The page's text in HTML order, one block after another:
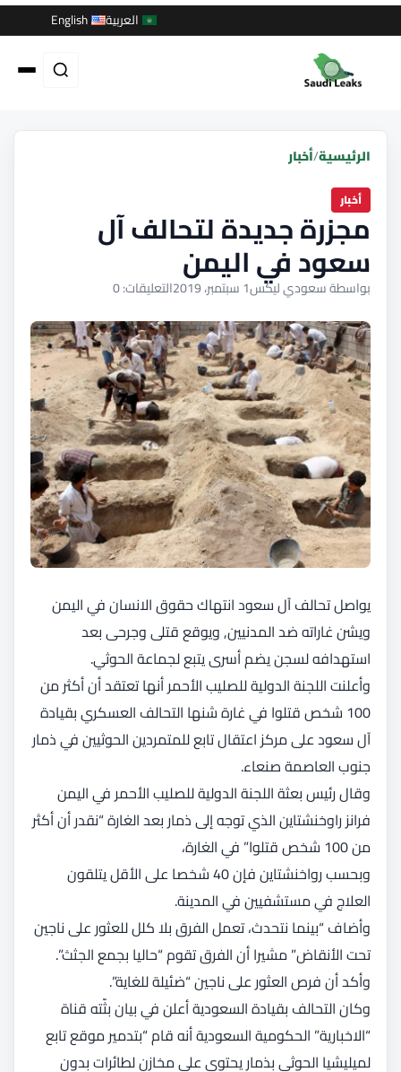
العربية English
الرئيسية/أخبار
أخبار
مجزرة جديدة لتحالف آل
سعود في اليمن
بواسطة سعودي ليكس1 سبتمبر، 2019 التعليقات: 0
يواصل تحالف آل سعود انتهاك حقوق الانسان في اليمن
ويشن غاراته ضد المدنيين, ويوقع قتلى وجرحى بعد
استهدافه لسجن يضم أسرى يتبع لجماعة الحوثي.
وأعلنت اللجنة الدولية للصليب الأحمر أنها تعتقد أن أكثر من
100 شخص قتلوا في غارة شنها التحالف العسكري بقيادة
آل سعود على مركز اعتقال تابع للمتمردين الحوثيين في ذمار
جنوب العاصمة صنعاء.
وقال رئيس بعثة اللجنة الدولية للصليب الأحمر في اليمن
فرانز راوخنشتاين الذي توجه إلى ذمار بعد الغارة “نقدر أن أكثر
من 100 شخص قتلوا” في الغارة،
وبحسب رواخنشتاين فإن 40 شخصا على الأقل يتلقون
العلاج في مستشفيين في المدينة.
وأضاف “بينما نتحدث، تعمل الفرق بلا كلل للعثور على ناجين
تحت الأنقاض” مشيرا أن الفرق تقوم “حاليا بجمع الجثث”.
وأكد أن فرص العثور على ناجين “ضئيلة للغاية”.
وكان التحالف بقيادة السعودية أعلن في بيان بثّته قناة
“الاخبارية” الحكومية السعودية أنه قام “بتدمير موقع تابع
لميليشيا الحوثي بذمار يحتوي على مخازن لطائرات بدون